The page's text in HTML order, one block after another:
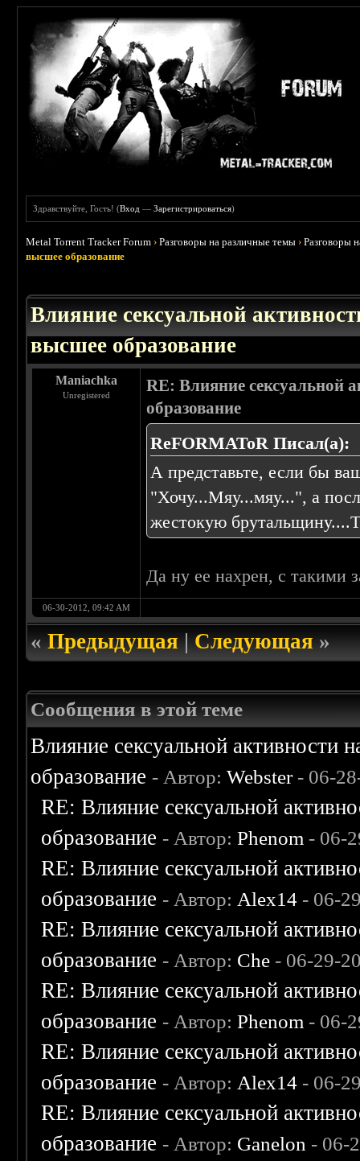
Здравствуйте, Гость! (Вход —Зарегистрироваться)
Metal Torrent Tracker Forum ›Разговоры на различные темы ›Разговоры
высшее образование
Влияние сексуальной
высшее образование
Maniachka
Unregistered
RE: Влияние сексуальной
образование
ReFORMAToR Писал(а):
А представьте, если бы
"Хочу...Мяу...мяу...", а
жестокую
Да ну ее нахрен, с такими
06-30-2012, 09:42 AM
«Предыдущая|Следующая»
Сообщения в этой теме
Влияние сексуальной активности
образование - Автор:Webster- 06-
RE: Влияние сексуальной
образование - Автор:Phenom - 06-
RE: Влияние сексуальной
образование - Автор: Alex14 - 06-
RE: Влияние сексуальной
образование - Автор: Che - 06-29-
RE: Влияние сексуальной
образование - Автор:Phenom - 06-
RE: Влияние сексуальной
образование - Автор: Alex14 - 06-
RE: Влияние сексуальной
образование - Автор: Ganelon - 06-